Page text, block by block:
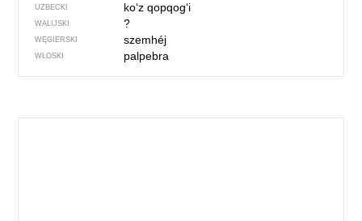
UZBECKI ko‘z qopqog‘i
WALIJSKI ?
WĘGIERSKI szemhéj
WŁOSKI palpebra